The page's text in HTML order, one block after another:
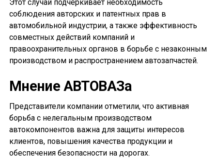
Этот случай подчеркивает необходимость
соблюдения авторских и патентных прав в
автомобильной индустрии, а также эффективность
совместных действий компаний и
правоохранительных органов в борьбе с незаконным
производством и распространением автозапчастей.
Мнение АВТОВАЗа
Представители компании отметили, что активная
борьба с нелегальным производством
автокомпонентов важна для защиты интересов
клиентов, повышения качества продукции и
обеспечения безопасности на дорогах.